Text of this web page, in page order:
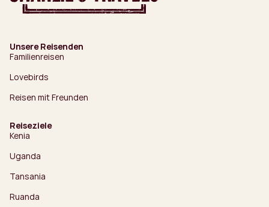
Unsere Reisenden
Familienreisen
Lovebirds
Reisen mit Freunden
Reiseziele
Kenia
Uganda
Tansania
Ruanda